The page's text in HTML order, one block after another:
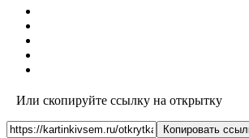
Или скопируйте ссылку на открытку
Копировать